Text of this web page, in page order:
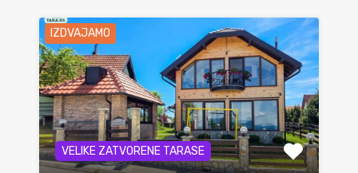
IZDVAJAMO
VELIKE ZATVORENE TARASE